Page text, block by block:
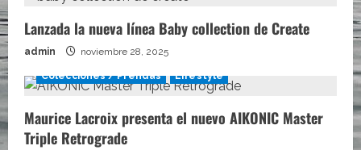
Lanzada la nueva línea Baby collection de Create
admin noviembre 28, 2025
Colecciones / Prendas Lifestyle
Maurice Lacroix presenta el nuevo AIKONIC Master
Triple Retrograde